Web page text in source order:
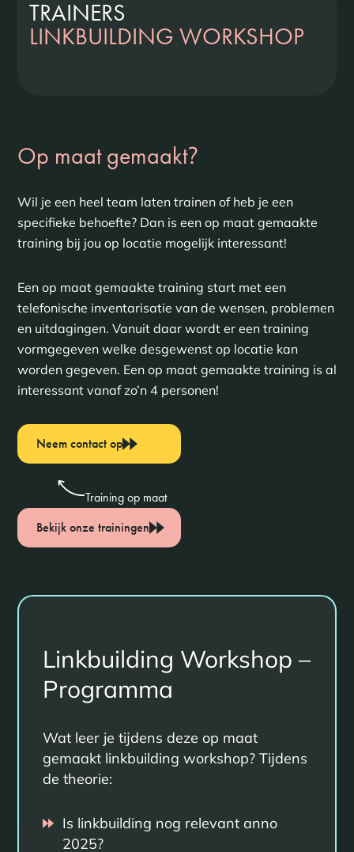
TRAINERS
LINKBUILDING WORKSHOP
Op maat gemaakt?
Wil je een heel team laten trainen of heb je een
specifieke behoefte? Dan is een op maat gemaakte
training bij jou op locatie mogelijk interessant!
Een op maat gemaakte training start met een
telefonische inventarisatie van de wensen, problemen
en uitdagingen. Vanuit daar wordt er een training
vormgegeven welke desgewenst op locatie kan
worden gegeven. Een op maat gemaakte training is al
interessant vanaf zo’n 4 personen!
Neem contact op
Training op maat
Bekijk onze trainingen
Linkbuilding Workshop –
Programma
Wat leer je tijdens deze op maat
gemaakt linkbuilding workshop? Tijdens
de theorie:
Is linkbuilding nog relevant anno
2025?